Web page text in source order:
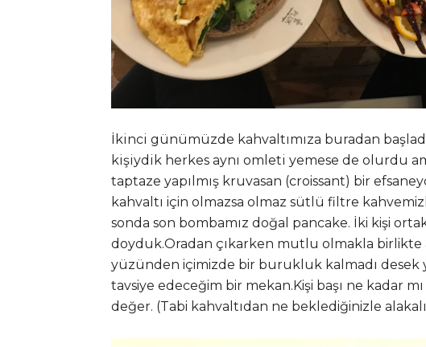
İkinci günümüzde kahvaltımıza buradan
kişiydik herkes aynı omleti yemese de olurdu
taptaze yapılmış kruvasan (croissant) bir
kahvaltı için olmazsa olmaz sütlü filtre
sonda son bombamız doğal pancake. İki kişi
doyduk.Oradan çıkarken mutlu olmakla birlikte
yüzünden içimizde bir burukluk kalmadı desek
tavsiye edeceğim bir mekan.Kişi başı ne kadar
değer. (Tabi kahvaltıdan ne beklediğinizle